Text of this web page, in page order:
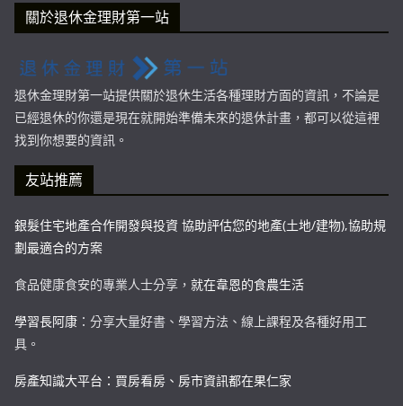
關於退休金理財第一站
退休金理財第一站提供關於退休生活各種理財方面的資訊，不論是
已經退休的你還是現在就開始準備未來的退休計畫，都可以從這裡
找到你想要的資訊。
友站推薦
銀髮住宅地產合作開發與投資 協助評估您的地產(土地/建物),協助規
劃最適合的方案
食品健康食安的專業人士分享， 就在韋恩的食農生活
學習長阿康 ：分享大量好書、學習方法、線上課程及各種好用工
具。
房產知識大平台：買房看房、房市資訊都在果仁家